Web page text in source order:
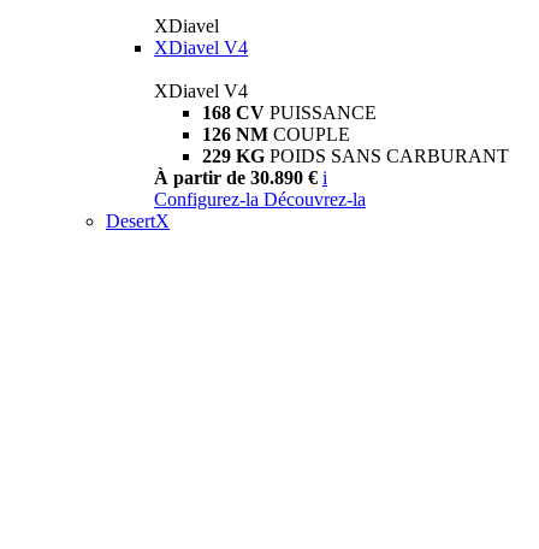
XDiavel
XDiavel V4
XDiavel V4
168 CV PUISSANCE
126 NM COUPLE
229 KG POIDS SANS CARBURANT
À partir de 30.890 € i
Configurez-la Découvrez-la
DesertX